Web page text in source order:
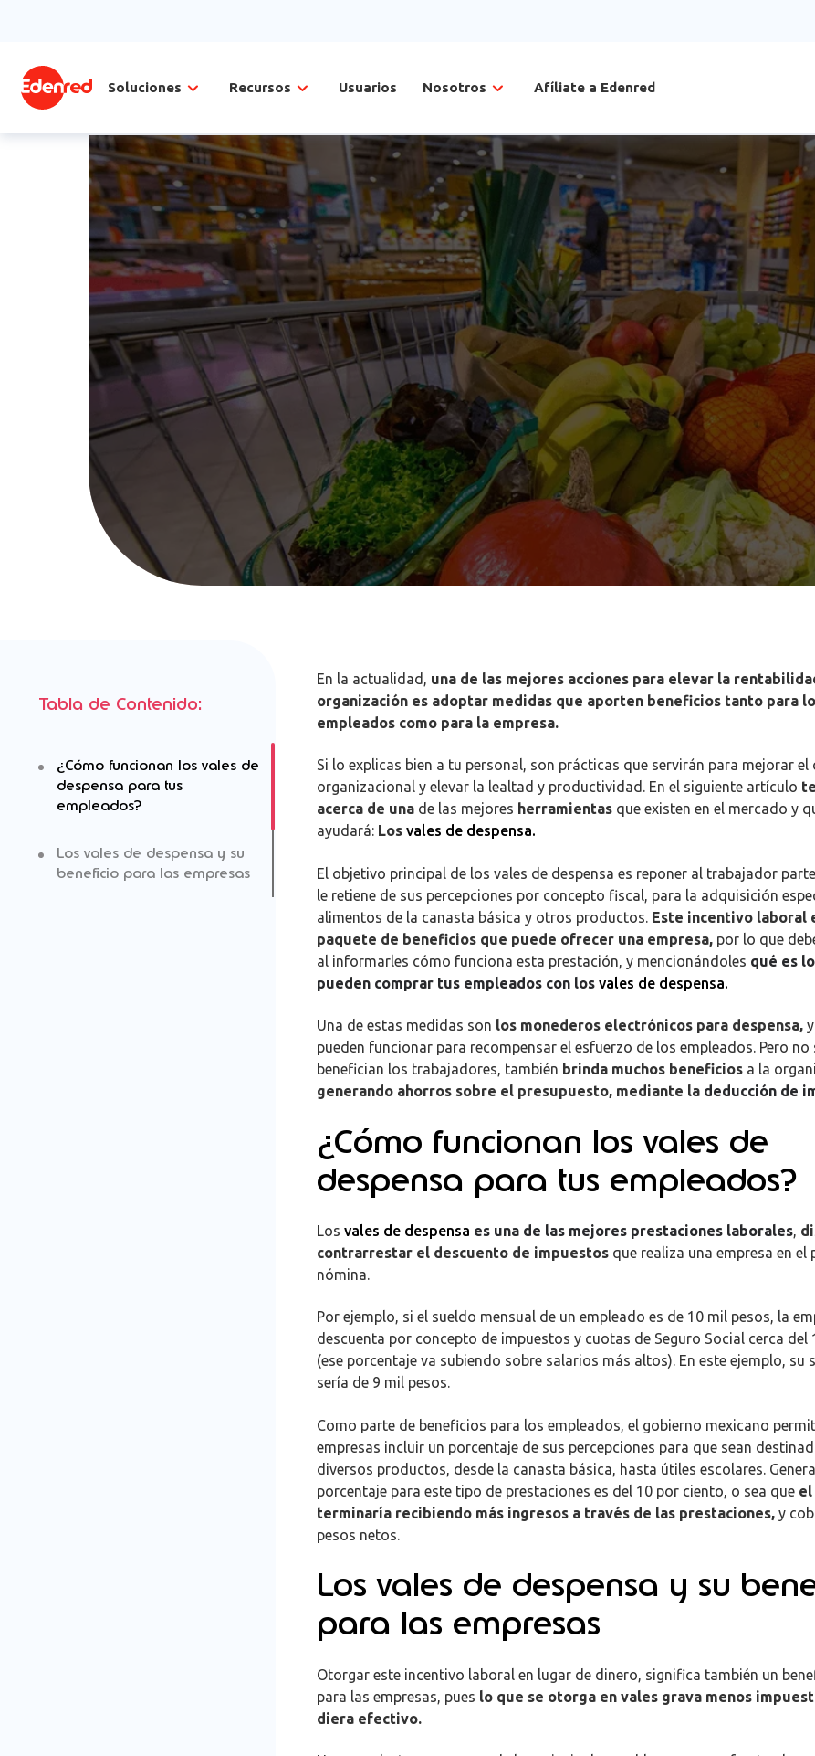
Soluciones Recursos Usuarios Nosotros Afíliate a Edenred
Tabla de Contenido:
¿Cómo funcionan los vales de
despensa para tus
empleados?
Los vales de despensa y su
beneficio para las empresas
En la actualidad, una de las mejores acciones para elevar la
organización es adoptar medidas que aporten beneficios tanto para
empleados como para la empresa.
Si lo explicas bien a tu personal, son prácticas que servirán para mejorar el
organizacional y elevar la lealtad y productividad. En el siguiente artículo
acerca de una de las mejores herramientas que existen en el mercado y
ayudará: Los vales de despensa.
El objetivo principal de los vales de despensa es reponer al trabajador
le retiene de sus percepciones por concepto fiscal, para la adquisición
alimentos de la canasta básica y otros productos. Este incentivo laboral
paquete de beneficios que puede ofrecer una empresa, por lo que
al informarles cómo funciona esta prestación, y mencionándoles qué es
pueden comprar tus empleados con los vales de despensa.
Una de estas medidas son los monederos electrónicos para despensa,
pueden funcionar para recompensar el esfuerzo de los empleados. Pero no
benefician los trabajadores, también brinda muchos beneficios a la
generando ahorros sobre el presupuesto, mediante la deducción de
¿Cómo funcionan los vales de
despensa para tus empleados?
Los vales de despensa es una de las mejores prestaciones laborales,
contrarrestar el descuento de impuestos que realiza una empresa en el
nómina.
Por ejemplo, si el sueldo mensual de un empleado es de 10 mil pesos, la
descuenta por concepto de impuestos y cuotas de Seguro Social cerca del
(ese porcentaje va subiendo sobre salarios más altos). En este ejemplo, su
sería de 9 mil pesos.
Como parte de beneficios para los empleados, el gobierno mexicano
empresas incluir un porcentaje de sus percepciones para que sean
diversos productos, desde la canasta básica, hasta útiles escolares.
porcentaje para este tipo de prestaciones es del 10 por ciento, o sea que
terminaría recibiendo más ingresos a través de las prestaciones, y
pesos netos.
Los vales de despensa y su
para las empresas
Otorgar este incentivo laboral en lugar de dinero, significa también un
para las empresas, pues lo que se otorga en vales grava menos
diera efectivo.